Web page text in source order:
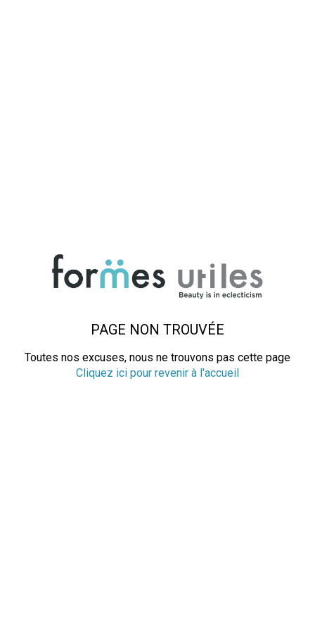
PAGE NON TROUVÉE
Toutes nos excuses, nous ne trouvons pas cette page
Cliquez ici pour revenir à l'accueil